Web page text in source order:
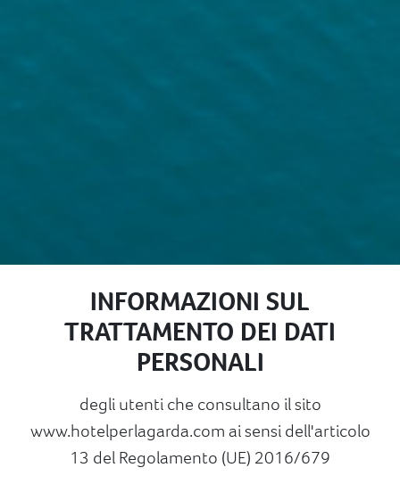
INFORMAZIONI SUL
TRATTAMENTO DEI DATI
PERSONALI
degli utenti che consultano il sito
www.hotelperlagarda.com ai sensi dell'articolo
13 del Regolamento (UE) 2016/679